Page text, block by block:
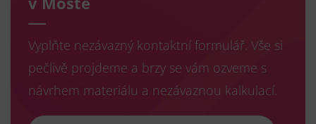
Vyplňte nezávazný kontaktní formulář. Vše si
pečlivě projdeme a brzy se vám ozveme s
návrhem materiálu a nezávaznou kalkulací.